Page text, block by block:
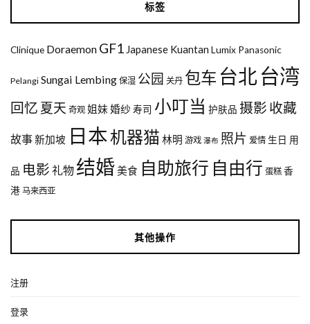
标签
Clinique Doraemon GF1 Japanese Kuantan Lumix Panasonic
Pelangi Sungai Lembing 保湿 公园 关丹 包车 台北 台湾
回忆 夏天 奇观 姐妹婚纱 寿司 小叮当 护肤品 摄影 收藏
故事新加坡 日本机器猫 林明 游戏 瀑布 照片 爱情 生日 用
品 电影 礼物 结婚美食 自助旅行 自由行 蛋糕 香
港 马来西亚
其他操作
注册
登录